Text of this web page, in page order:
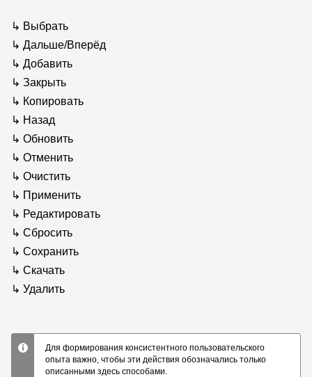
Выбрать
Дальше/Вперёд
Добавить
Закрыть
Копировать
Назад
Обновить
Отменить
Очистить
Применить
Редактировать
Сбросить
Сохранить
Скачать
Удалить
Для формирования консистентного пользовательского
опыта важно, чтобы эти действия обозначались только
описанными здесь способами.